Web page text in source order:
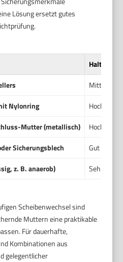
Lösung ersetzt gutes
Haltekraft
Mittel bis
Nylonring
Hoch bei
Mutter (metallisch)
Hoch,
Sicherungsblech
Gut bis
z. B. anaerob)
Sehr gut
Scheibenwechsel sind
Muttern eine praktikable
Für dauerhafte,
Kombinationen aus
gelegentlicher